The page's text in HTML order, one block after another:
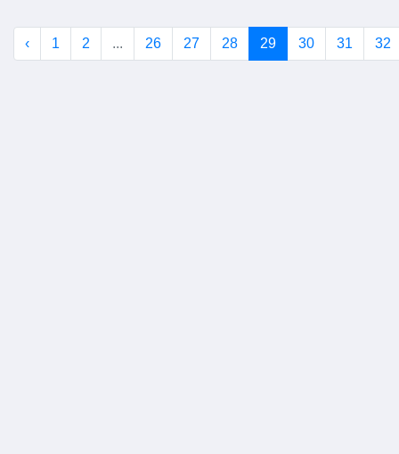
‹ 1 2 ... 26 27 28 29 30 31 32